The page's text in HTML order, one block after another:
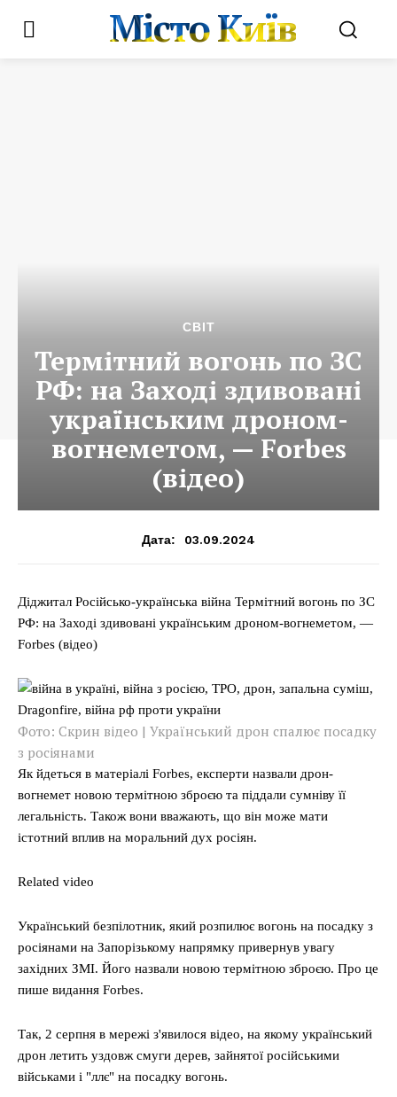
Місто Київ
СВІТ
Термітний вогонь по ЗС
РФ: на Заході здивовані
українським дроном-
вогнеметом, — Forbes
(відео)
Дата: 03.09.2024
Діджитал Російсько-українська війна Термітний вогонь по ЗС
РФ: на Заході здивовані українським дроном-вогнеметом, —
Forbes (відео)
Фото: Скрин відео | Український дрон спалює посадку
з росіянами
Як йдеться в матеріалі Forbes, експерти назвали дрон-
вогнемет новою термітною зброєю та піддали сумніву її
легальність. Також вони вважають, що він може мати
істотний вплив на моральний дух росіян.
Related video
Український безпілотник, який розпилює вогонь на посадку з
росіянами на Запорізькому напрямку привернув увагу
західних ЗМІ. Його назвали новою термітною зброєю. Про це
пише видання Forbes.
Так, 2 серпня в мережі з'явилося відео, на якому український
дрон летить уздовж смуги дерев, зайнятої російськими
військами і "ллє" на посадку вогонь.